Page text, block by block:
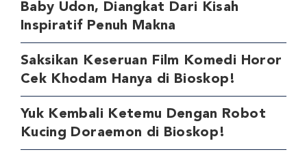
Baby Udon, Diangkat Dari Kisah
Inspiratif Penuh Makna
Saksikan Keseruan Film Komedi Horor
Cek Khodam Hanya di Bioskop!
Yuk Kembali Ketemu Dengan Robot
Kucing Doraemon di Bioskop!